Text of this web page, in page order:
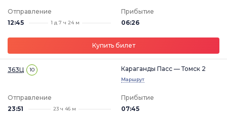
Отправление
12:45
1 д 7 ч 24 м
Прибытие
06:26
Купить билет
363Ц 10 Караганды Пасс — Томск 2
Маршрут
Отправление
23:51
23 ч 46 м
Прибытие
07:45